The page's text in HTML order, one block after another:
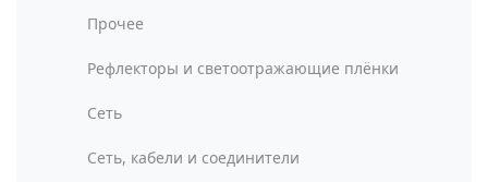
Прочее
Рефлекторы и светоотражающие плёнки
Сеть
Сеть, кабели и соединители